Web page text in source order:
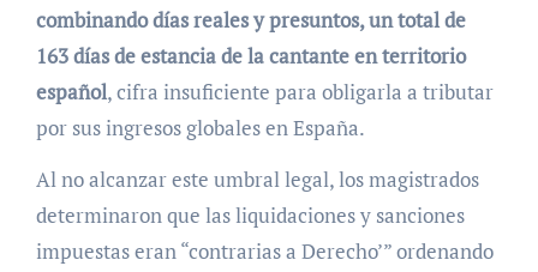
combinando días reales y presuntos, un total de
163 días de estancia de la cantante en territorio
español, cifra insuficiente para obligarla a tributar
por sus ingresos globales en España.
Al no alcanzar este umbral legal, los magistrados
determinaron que las liquidaciones y sanciones
impuestas eran “contrarias a Derecho’” ordenando